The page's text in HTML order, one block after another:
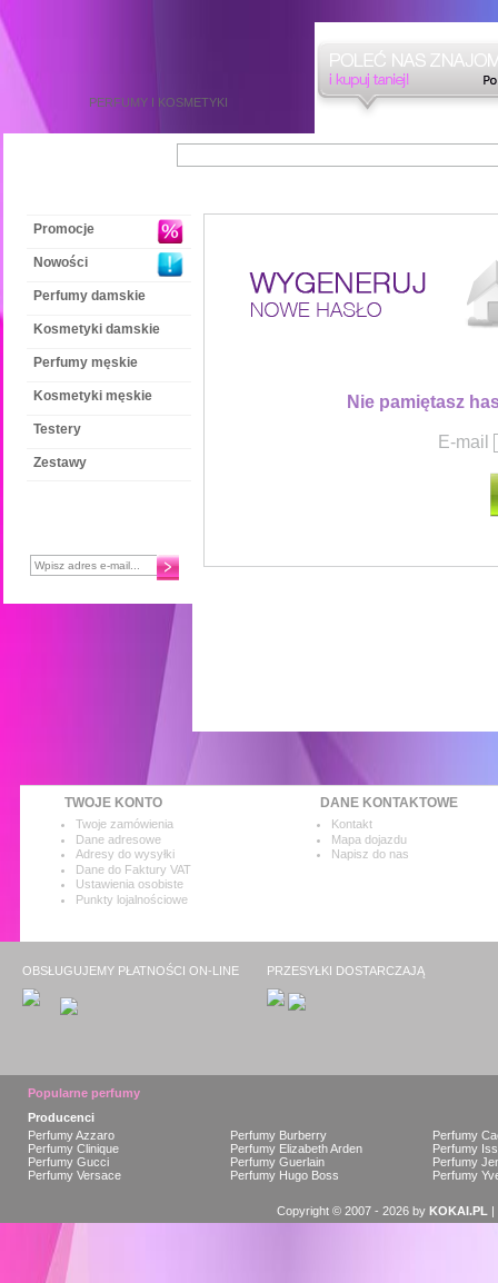
PERFUMY I KOSMETYKI
Promocje
Nowości
Perfumy damskie
Kosmetyki damskie
Perfumy męskie
Kosmetyki męskie
Testery
Zestawy
Nie pamiętasz
E-mail
TWOJE KONTO
Twoje zamówienia
Dane adresowe
Adresy do wysyłki
Dane do Faktury VAT
Ustawienia osobiste
Punkty lojalnościowe
DANE KONTAKTOWE
Kontakt
Mapa dojazdu
Napisz do nas
OBSŁUGUJEMY PŁATNOŚCI ON-LINE PRZESYŁKI DOSTARCZAJĄ
Popularne perfumy
Producenci
Perfumy Azzaro
Perfumy Burberry
Perfumy
Perfumy Clinique
Perfumy Elizabeth Arden
Perfumy
Perfumy Gucci
Perfumy Guerlain
Perfumy
Perfumy Versace
Perfumy Hugo Boss Perfumy
Copyright © 2007 - 2026 by KOKAI.PL |